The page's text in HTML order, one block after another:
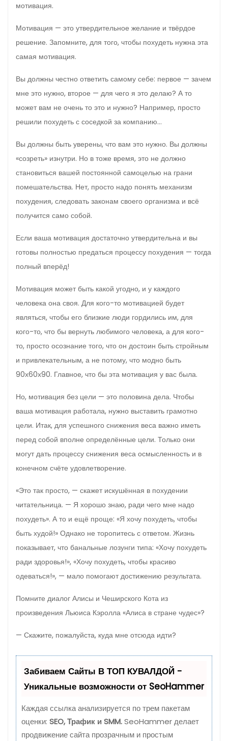
мотивация.
Мотивация — это утвердительное желание и твёрдое
решение. Запомните, для того, чтобы похудеть нужна эта
самая мотивация.
Вы должны честно ответить самому себе: первое — зачем
мне это нужно, второе — для чего я это делаю? А то
может вам не очень то это и нужно? Например, просто
решили похудеть с соседкой за компанию…
Вы должны быть уверены, что вам это нужно. Вы должны
«созреть» изнутри. Но в тоже время, это не должно
становиться вашей постоянной самоцелью на грани
помешательства. Нет, просто надо понять механизм
похудения, следовать законам своего организма и всё
получится само собой.
Если ваша мотивация достаточно утвердительна и вы
готовы полностью предаться процессу похудения — тогда
полный вперёд!
Мотивация может быть какой угодно, и у каждого
человека она своя. Для кого-то мотивацией будет
являться, чтобы его близкие люди гордились им, для
кого-то, что бы вернуть любимого человека, а для кого-
то, просто осознание того, что он достоин быть стройным
и привлекательным, а не потому, что модно быть
90х60х90. Главное, что бы эта мотивация у вас была.
Но, мотивация без цели — это половина дела. Чтобы
ваша мотивация работала, нужно выставить грамотно
цели. Итак, для успешного снижения веса важно иметь
перед собой вполне определённые цели. Только они
могут дать процессу снижения веса осмысленность и в
конечном счёте удовлетворение.
«Это так просто, — скажет искушённая в похудении
читательница. — Я хорошо знаю, ради чего мне надо
похудеть». А то и ещё проще: «Я хочу похудеть, чтобы
быть худой!» Однако не торопитесь с ответом. Жизнь
показывает, что банальные лозунги типа: «Хочу похудеть
ради здоровья!», «Хочу похудеть, чтобы красиво
одеваться!», — мало помогают достижению результата.
Помните диалог Алисы и Чеширского Кота из
произведения Льюиса Кэролла «Алиса в стране чудес»?
— Скажите, пожалуйста, куда мне отсюда идти?
Забиваем Сайты В ТОП КУВАЛДОЙ -
Уникальные возможности от SeoHammer
Каждая ссылка анализируется по трем пакетам
оценки: SEO, Трафик и SMM.SeoHammer делает
продвижение сайта прозрачным и простым